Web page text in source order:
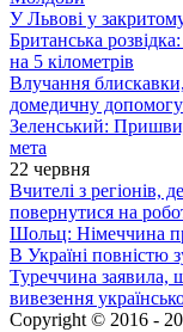
У Львові у
Британська
на 5 кілометрів
Влучання
домедичну допомогу
Зеленський:
мета
22 червня
Вчителі з регіонів,
повернутися на
Шольц: Німеччина
В Україні повністю
Туреччина заявила,
вивезення
Copyright © 2016 -